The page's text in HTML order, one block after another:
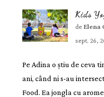
Kids
deElena
sept. 26,
Pe Adina o știu de ceva
ani, când ni s-au
Food. Ea jongla cu